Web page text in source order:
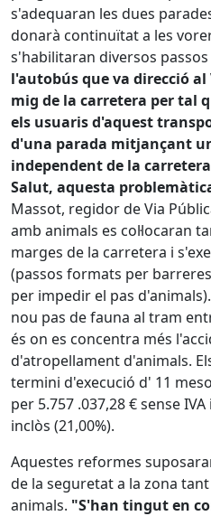
s'adequaran les dues
donarà continuïtat a les
s'habilitaran diversos
l'autobús que va direcció
mig de la carretera per tal
els usuaris d'aquest
d'una parada mitjançant
independent de la
Salut, aquesta
Massot, regidor de Via
amb animals es col·locaran
marges de la carretera i
(passos formats per barreres
per impedir el pas
nou pas de fauna al tram
és on es concentra més
d'atropellament d'animals.
termini d'execució d' 11
per 5.757 .037,28 € sense
inclòs (21,00%).
Aquestes reformes
de la seguretat a la zona
animals. "S'han tingut en